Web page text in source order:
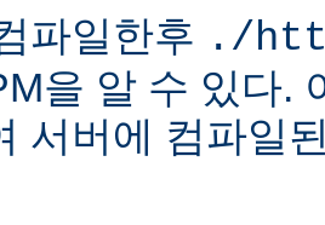
파일한후 ./
을 알 수 있다.
서버에 컴파일